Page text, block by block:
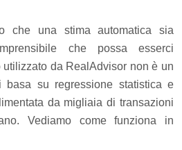
che una stima automatica sia
che possa esserci
da RealAdvisor non è un
basa su regressione statistica e
da migliaia di transazioni
Vediamo come funziona in